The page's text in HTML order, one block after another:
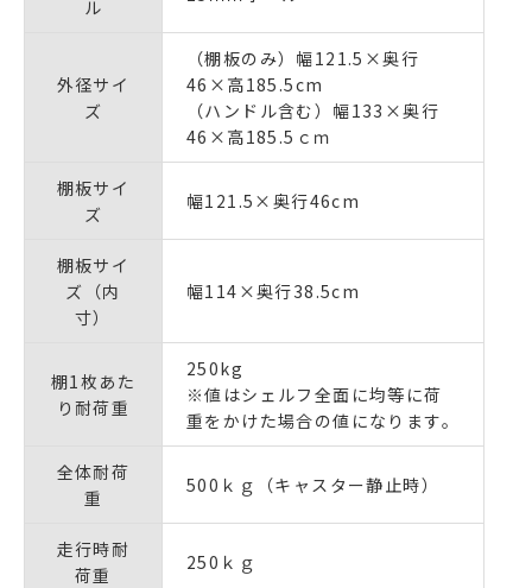
ル
外径サイ
ズ
（棚板のみ）幅121.5×奥行
46×高185.5cm
（ハンドル含む）幅133×奥行
46×高185.5ｃｍ
棚板サイ
ズ
幅121.5×奥行46cm
棚板サイ
ズ（内
寸）
幅114×奥行38.5cm
棚1枚あた
り耐荷重
250kg
※値はシェルフ全面に均等に荷
重をかけた場合の値になります。
全体耐荷
重
500ｋｇ（キャスター静止時）
走行時耐
荷重
250ｋｇ